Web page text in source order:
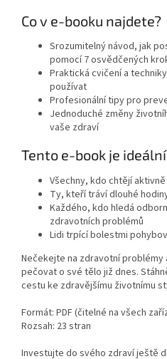
Co v e-booku najdete?
Srozumitelný návod, jak
pomocí 7 osvědčených
Praktická cvičení a
používat
Profesionální tipy pro
Jednoduché změny
vaše zdraví
Tento e-book je
Všechny, kdo chtějí
Ty, kteří tráví dlouhé
Každého, kdo hledá
zdravotních problémů
Lidi trpící bolestmi
Nečekejte na zdravotní
pečovat o své tělo již dnes.
cestu ke zdravějšímu životnímu
Formát: PDF (čitelné na všech
Rozsah: 23 stran
Investujte do svého zdraví ještě